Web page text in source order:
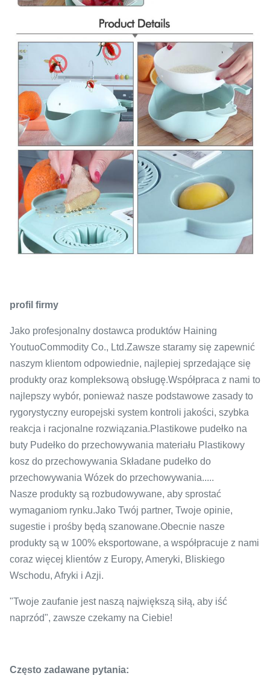
profil firmy
Jako profesjonalny dostawca produktów Haining
YoutuoCommodity Co., Ltd.Zawsze staramy się zapewnić
naszym klientom odpowiednie, najlepiej sprzedające się
produkty oraz kompleksową obsługę.Współpraca z nami to
najlepszy wybór, ponieważ nasze podstawowe zasady to
rygorystyczny europejski system kontroli jakości, szybka
reakcja i racjonalne rozwiązania.Plastikowe pudełko na
buty Pudełko do przechowywania materiału Plastikowy
kosz do przechowywania Składane pudełko do
przechowywania Wózek do przechowywania.....
Nasze produkty są rozbudowywane, aby sprostać
wymaganiom rynku.Jako Twój partner, Twoje opinie,
sugestie i prośby będą szanowane.Obecnie nasze
produkty są w 100% eksportowane, a współpracuje z nami
coraz więcej klientów z Europy, Ameryki, Bliskiego
Wschodu, Afryki i Azji.
"Twoje zaufanie jest naszą największą siłą, aby iść
naprzód", zawsze czekamy na Ciebie!
Często zadawane pytania: